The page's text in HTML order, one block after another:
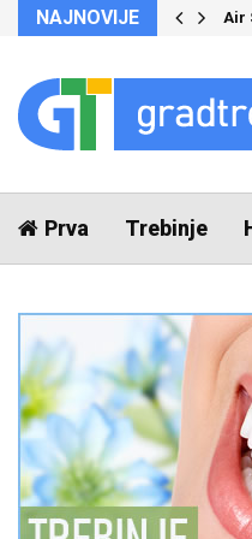
NAJNOVIJE Air
Prva Trebinje